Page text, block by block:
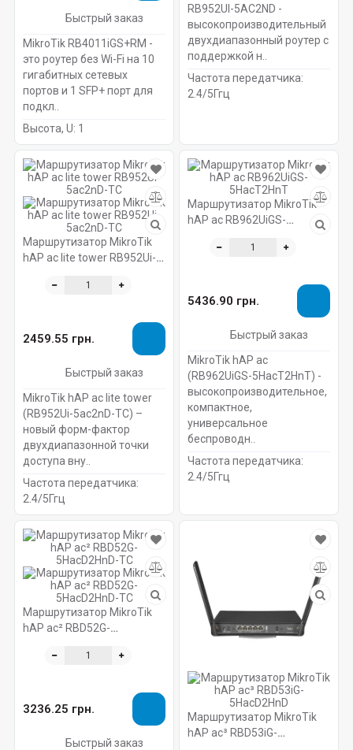
Быстрый заказ
MikroTik RB4011iGS+RM -
это роутер без Wi-Fi на 10
гигабитных сетевых
портов и 1 SFP+ порт для
подкл..
Высота, U: 1
RB952UI-5AC2ND -
высокопроизводительный
двухдиапазонный роутер с
поддержкой н..
Частота передатчика:
2.4/5Ггц
Маршрутизатор MikroTik
hAP ac lite tower RB952Ui-
2459.55 грн.
Быстрый заказ
MikroTik hAP ac lite tower
(RB952Ui-5ac2nD-TC) –
новый форм-фактор
двухдиапазонной точки
доступа вну..
Частота передатчика:
2.4/5Ггц
Маршрутизатор MikroTik
hAP ac RB962UiGS-
5436.90 грн.
Быстрый заказ
MikroTik hAP ac
(RB962UiGS-5HacT2HnT) -
высокопроизводительное,
компактное,
универсальное
беспроводн..
Частота передатчика:
2.4/5Ггц
Маршрутизатор MikroTik
hAP ac² RBD52G-
3236.25 грн.
Быстрый заказ
Маршрутизатор MikroTik
hAP ac³ RBD53iG-